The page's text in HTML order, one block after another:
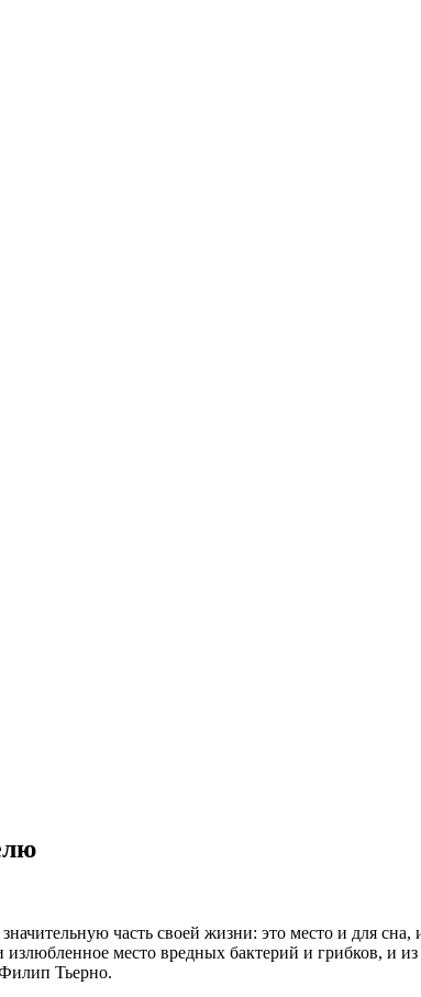
часть своей жизни: это место и для
место вредных бактерий и грибков, и
Тьерно.